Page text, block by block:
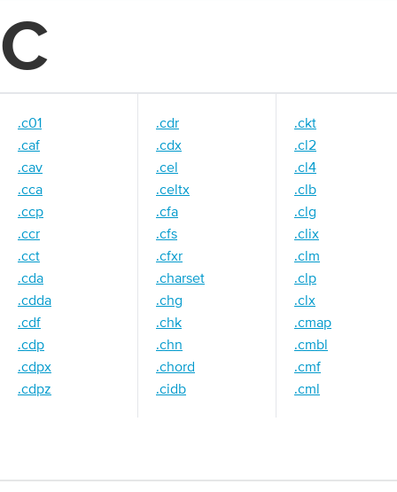
C
.c01
.caf
.cav
.cca
.ccp
.ccr
.cct
.cda
.cdda
.cdf
.cdp
.cdpx
.cdpz
.cdr
.cdx
.cel
.celtx
.cfa
.cfs
.cfxr
.charset
.chg
.chk
.chn
.chord
.cidb
.ckt
.cl2
.cl4
.clb
.clg
.clix
.clm
.clp
.clx
.cmap
.cmbl
.cmf
.cml